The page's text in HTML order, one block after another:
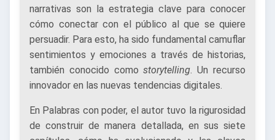
narrativas son la estrategia clave para conocer
cómo conectar con el público al que se quiere
persuadir. Para esto, ha sido fundamental camuflar
sentimientos y emociones a través de historias,
también conocido comostorytelling . Un recurso
innovador en las nuevas tendencias digitales.
En Palabras con poder, el autor tuvo la rigurosidad
de construir de manera detallada, en sus siete